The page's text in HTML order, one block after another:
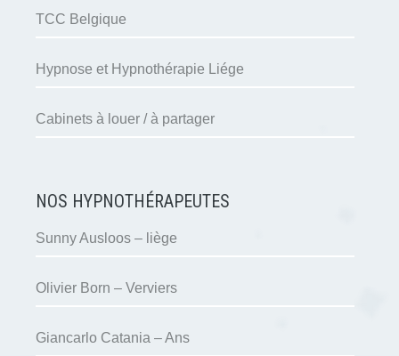
TCC Belgique
Hypnose et Hypnothérapie Liége
Cabinets à louer / à partager
NOS HYPNOTHÉRAPEUTES
Sunny Ausloos – liège
Olivier Born – Verviers
Giancarlo Catania – Ans